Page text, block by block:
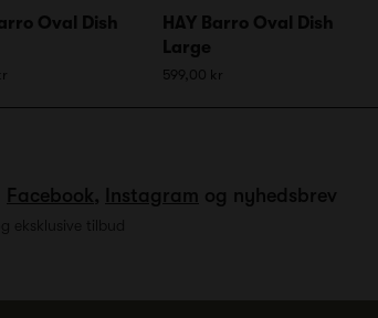
Oval Dish
HAY Barro Oval Dish
Large
599,00 kr
Facebook, Instagram og nyhedsbrev
eksklusive tilbud